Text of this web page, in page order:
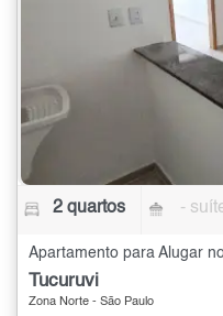
2 quartos -
Apartamento para Alugar
Tucuruvi
Zona Norte - São Paulo